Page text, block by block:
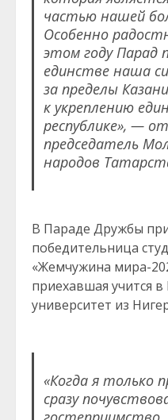
частью нашей
Особенно
этом году Парад
единстве наша
за пределы
к укреплению
республике», —
председатель
народов
В Параде Дружбы
победительница
«Жемчужина мира-
приехавшая учится
университет из
«Когда я только
сразу